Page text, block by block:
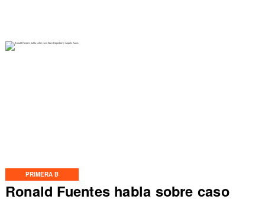
PRIMERA B
Ronald Fuentes habla sobre caso